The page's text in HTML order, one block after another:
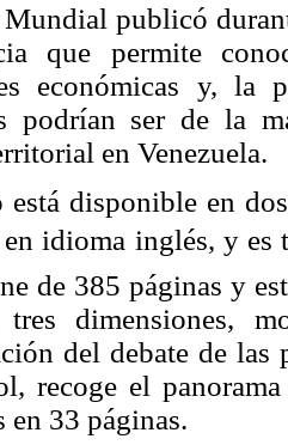
publicó
que permite
económicas y, la
podrían ser de la
en Venezuela.
está disponible en
idioma inglés, y es
de 385 páginas y
dimensiones,
del debate de las
recoge el
en 33 páginas.